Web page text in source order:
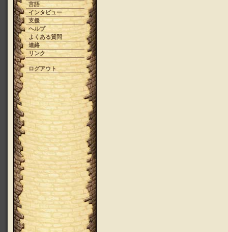
言語
インタビュー
支援
ヘルプ
よくある質問
連絡
リンク
ログアウト